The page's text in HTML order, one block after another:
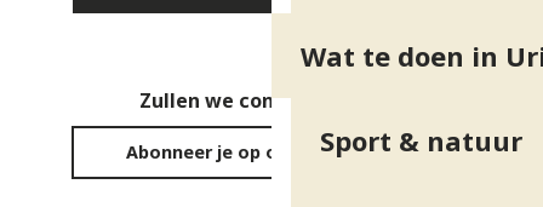
Wat te doen in
Sport & natuur
Zullen we contact houden?
Abonneer je op onze nieuwsbrief